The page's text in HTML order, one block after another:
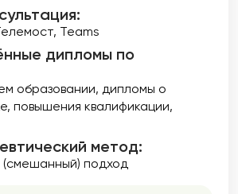
Teams
дипломы по
образовании дипломы о
повышения квалификации
метод:
(смешанный) подход